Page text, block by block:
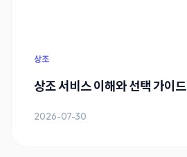
상조
상조 서비스 이해와 선택 가이드
2026-07-30